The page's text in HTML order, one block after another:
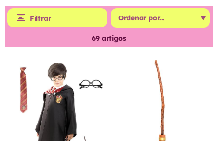
Filtrar
69 artigos